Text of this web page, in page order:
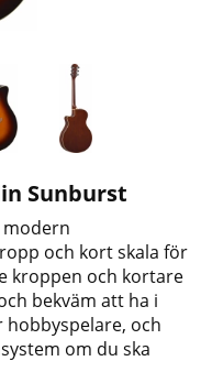
Sunburst
modern
och kort skala för
kroppen och kortare
bekväm att ha i
och
om du ska